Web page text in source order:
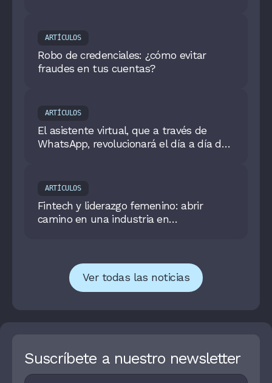
ARTÍCULOS
Robo de credenciales: ¿cómo evitar
fraudes en tus cuentas?
ARTÍCULOS
El asistente virtual, que a través de
WhatsApp, revolucionará el día a día de
ARTÍCULOS
Fintech y liderazgo femenino: abrir
camino en una industria en
Ver todas las noticias
Suscríbete a nuestro newsletter
Footer
I